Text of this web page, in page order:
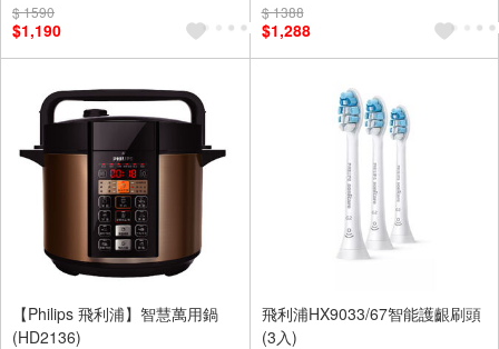
$ 1590
$1,190
$ 1388
$1,288
【Philips 飛利浦】智慧萬用鍋
(HD2136)
飛利浦HX9033/67智能護齦刷頭
(3入)